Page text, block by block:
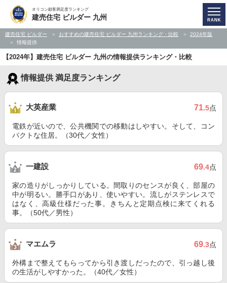
オリコン顧客満足度ランキング
建売住宅 ビルダー 九州
建売住宅 ビルダー おすすめの建売住宅 ビルダー 九州ランキング・比較
2024年版
情報提供
【2024年】建売住宅 ビルダー 九州の情報提供ランキング・比較
情報提供 満足度ランキング
大英産業 71.5点
電鉄が近いので、公共機関での移動はしやすい。そして、コン
パクトな住居。（30代／女性）
一建設 69.4点
家の造りがしっかりしている。間取りのセンスが良く、部屋の
中が明るい。勝手口があり、使いやすい。流しがステンレスで
はなく、高級仕様だった事。きちんと定期点検に来てくれる
事。（50代／男性）
マエムラ 69.3点
外構まで整えてもらってから引き渡しだったので、引っ越し後
の生活がしやすかった。（40代／女性）